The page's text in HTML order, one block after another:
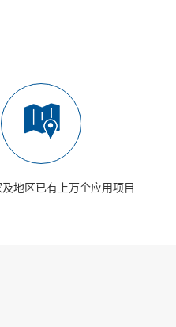
地区已有上万个应用项目